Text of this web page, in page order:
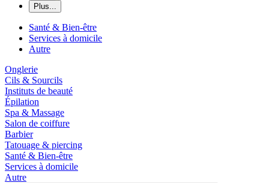
Plus...
Santé & Bien-être
Services à domicile
Autre
Onglerie
Cils & Sourcils
Instituts de beauté
Épilation
Spa & Massage
Salon de coiffure
Barbier
Tatouage & piercing
Santé & Bien-être
Services à domicile
Autre